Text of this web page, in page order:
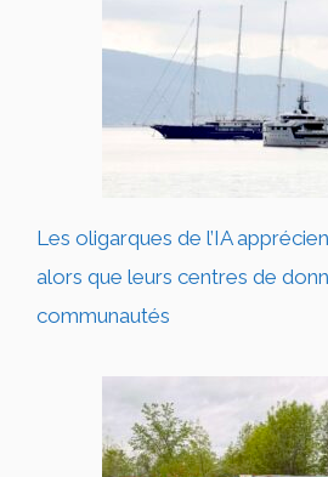
Les oligarques de l’IA
alors que leurs centres de
communautés